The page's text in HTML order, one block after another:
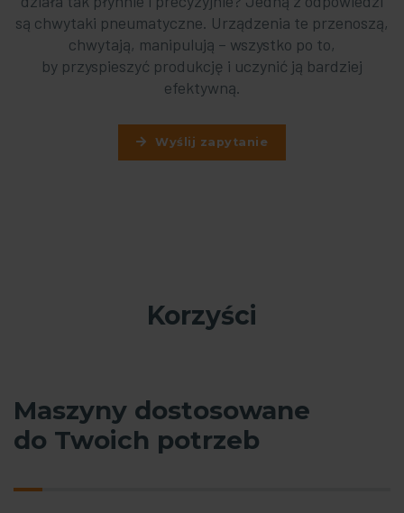
są chwytaki pneumatyczne. Urządzenia te przenoszą,
chwytają, manipulują – wszystko po to,
by przyspieszyć produkcję i uczynić ją bardziej
efektywną.
Wyślij zapytanie
Korzyści
Maszyny dostosowane
do Twoich potrzeb